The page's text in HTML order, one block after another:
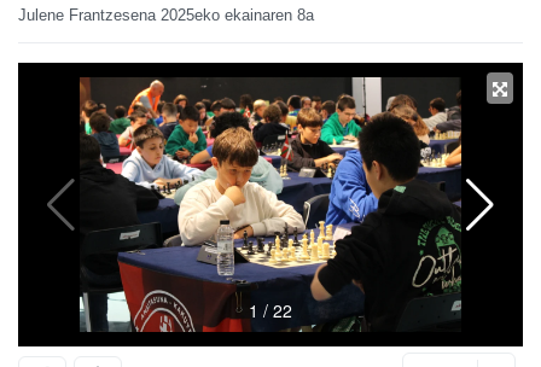
Julene Frantzesena 2025eko ekainaren 8a